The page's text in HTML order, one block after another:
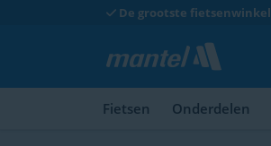
De grootste fietsenwinkel
Fietsen Onderdelen